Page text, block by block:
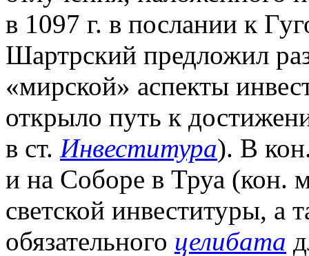
в 1097 г. в послании к
Шартрский предложил
«мирской» аспекты
открыло путь к
в ст. Инвеститура). В
и на Соборе в Труа (кон.
светской инвеституры, а
обязательного целибата